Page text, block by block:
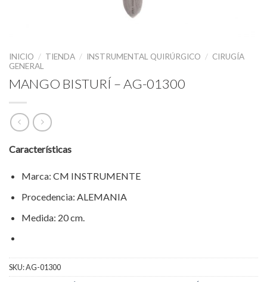
INICIO / TIENDA / INSTRUMENTAL QUIRÚRGICO / CIRUGÍA
GENERAL
MANGO BISTURÍ – AG-01300
Características
Marca: CM INSTRUMENTE
Procedencia: ALEMANIA
Medida: 20 cm.
SKU:AG-01300